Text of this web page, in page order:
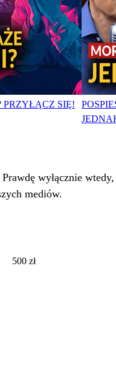
SIĘ!
wyłącznie
mediów.
500 zł